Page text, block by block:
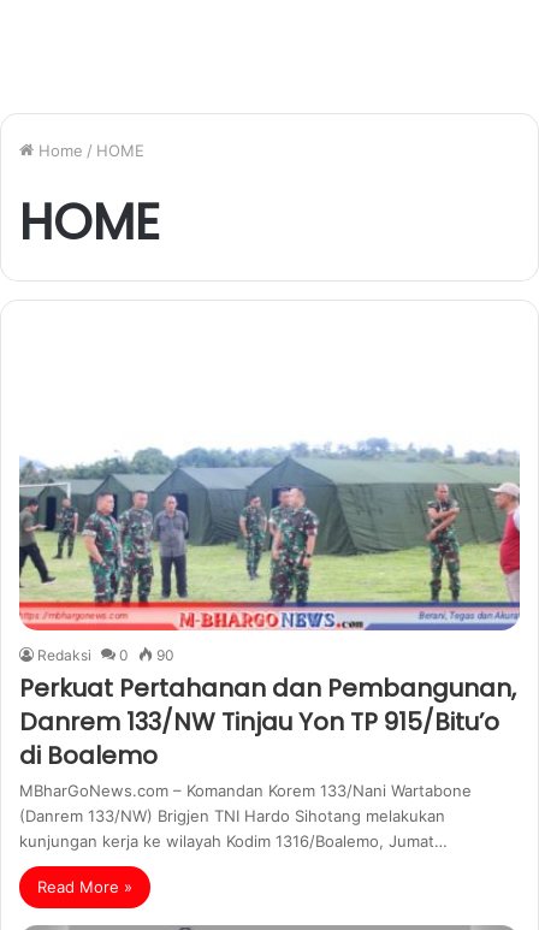
Home / HOME
HOME
Redaksi 0 90
Perkuat Pertahanan dan Pembangunan,
Danrem 133/NW Tinjau Yon TP 915/Bitu’o
di Boalemo
MBharGoNews.com – Komandan Korem 133/Nani Wartabone
(Danrem 133/NW) Brigjen TNI Hardo Sihotang melakukan
kunjungan kerja ke wilayah Kodim 1316/Boalemo, Jumat…
Read More »